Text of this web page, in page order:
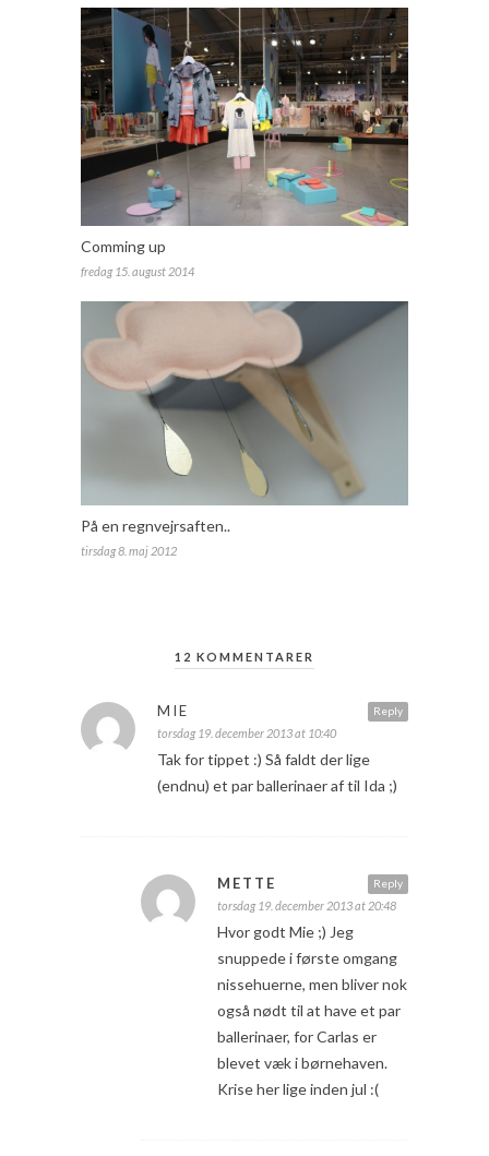
Comming up
fredag 15. august 2014
På en regnvejrsaften..
tirsdag 8. maj 2012
12 KOMMENTARER
Reply
MIE
torsdag 19. december 2013 at 10:40
Tak for tippet :) Så faldt der lige
(endnu) et par ballerinaer af til Ida ;)
Reply
METTE
torsdag 19. december 2013 at 20:48
Hvor godt Mie ;) Jeg
snuppede i første omgang
nissehuerne, men bliver nok
også nødt til at have et par
ballerinaer, for Carlas er
blevet væk i børnehaven.
Krise her lige inden jul :(